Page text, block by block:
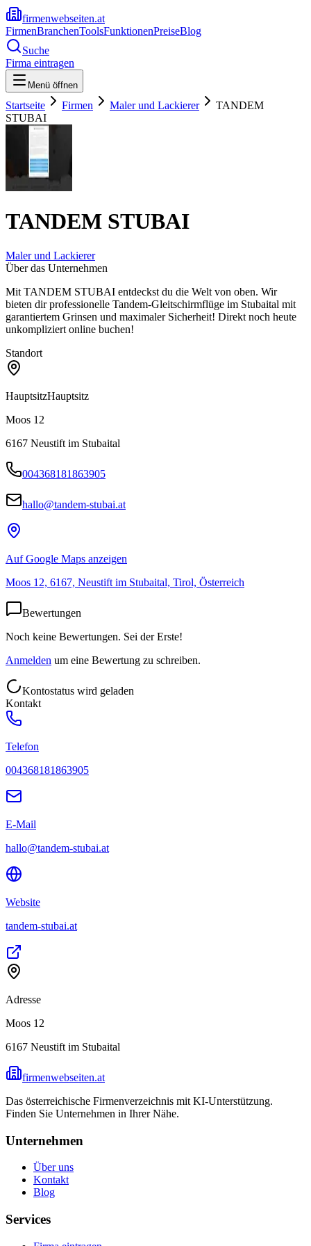
firmenwebseiten.at
FirmenBranchenToolsFunktionenPreiseBlog
Suche
Firma eintragen
Menü öffnen
Startseite Firmen Maler und Lackierer
TANDEM
STUBAI
TANDEM STUBAI
Maler und Lackierer
Über das Unternehmen
Mit TANDEM STUBAI entdeckst du die Welt von oben. Wir
bieten dir professionelle Tandem-Gleitschirmflüge im Stubaital mit
garantiertem Grinsen und maximaler Sicherheit! Direkt noch heute
unkompliziert online buchen!
Standort
HauptsitzHauptsitz
Moos 12
6167 Neustift im Stubaital
004368181863905
hallo@tandem-stubai.at
Auf Google Maps anzeigen
Moos 12, 6167, Neustift im Stubaital, Tirol, Österreich
Bewertungen
Noch keine Bewertungen. Sei der Erste!
Anmelden um eine Bewertung zu schreiben.
Kontostatus wird geladen
Kontakt
Telefon
004368181863905
E-Mail
hallo@tandem-stubai.at
Website
tandem-stubai.at
Adresse
Moos 12
6167 Neustift im Stubaital
firmenwebseiten.at
Das österreichische Firmenverzeichnis mit KI-Unterstützung.
Finden Sie Unternehmen in Ihrer Nähe.
Unternehmen
Über uns
Kontakt
Blog
Services